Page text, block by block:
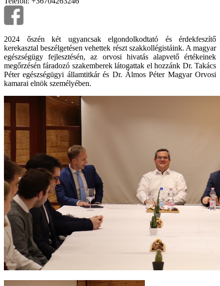
2024 őszén két ugyancsak elgondolkodtató és érdekfeszítő
kerekasztal beszélgetésen vehettek részt szakkollégistáink. A magyar
egészségügy fejlesztésén, az orvosi hivatás alapvető értékeinek
megőrzésén fáradozó szakemberek látogattak el hozzánk Dr. Takács
Péter egészségügyi államtitkár és Dr. Álmos Péter Magyar Orvosi
kamarai elnök személyében.